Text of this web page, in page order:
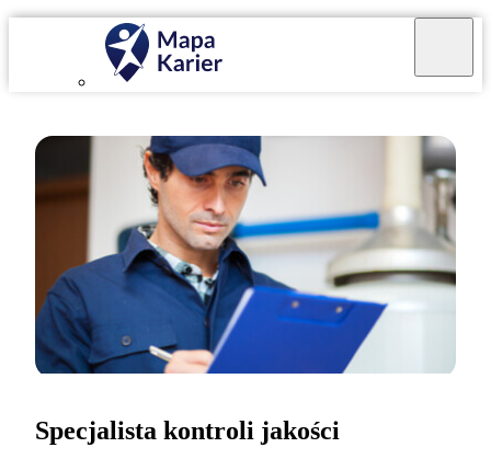
Specjalista kontroli jakości